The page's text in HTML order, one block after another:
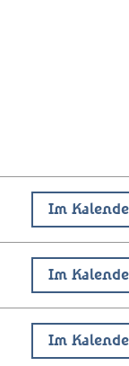
Im
Im
Im